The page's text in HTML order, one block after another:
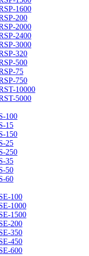
1600
200
2000
2400
3000
320
500
75
750
10000
5000
100
15
150
25
250
35
50
60
100
1000
1500
200
350
450
600